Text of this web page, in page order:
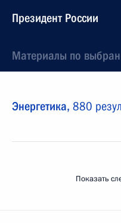
Президент России
Материалы по
Энергетика, 880
Показать